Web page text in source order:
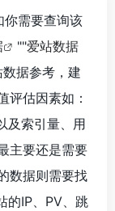
你需要查询该
""爱站数据
据参考，建
评估因素如：
及索引量、用
主要还是需要
数据则需要找
的IP、PV、跳